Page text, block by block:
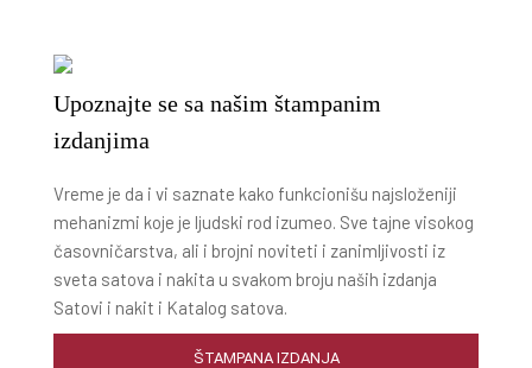
Upoznajte se sa našim štampanim
izdanjima
Vreme je da i vi saznate kako funkcionišu najsloženiji
mehanizmi koje je ljudski rod izumeo. Sve tajne visokog
časovničarstva, ali i brojni noviteti i zanimljivosti iz
sveta satova i nakita u svakom broju naših izdanja
Satovi i nakit i Katalog satova.
ŠTAMPANA IZDANJA